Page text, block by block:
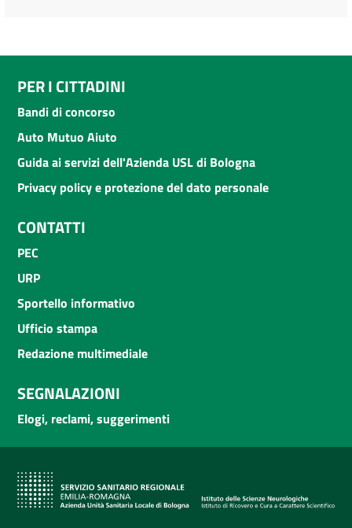
PER I CITTADINI
Bandi di concorso
Auto Mutuo Aiuto
Guida ai servizi dell'Azienda USL di Bologna
Privacy policy e protezione del dato personale
CONTATTI
PEC
URP
Sportello informativo
Ufficio stampa
Redazione multimediale
SEGNALAZIONI
Elogi, reclami, suggerimenti